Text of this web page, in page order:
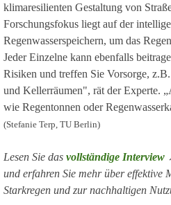
klimaresilienten Gestaltung von
Forschungsfokus liegt auf der
Regenwasserspeichern, um das
Jeder Einzelne kann ebenfalls
Risiken und treffen Sie Vorsorge,
und Kellerräumen", rät der Experte.
wie Regentonnen oder
(Stefanie Terp, TU Berlin)
Lesen Sie das vollständige Interview
und erfahren Sie mehr über effektive
Starkregen und zur nachhaltigen